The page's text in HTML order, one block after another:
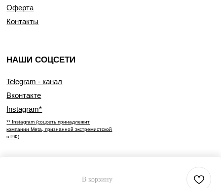
В корзину
НАШИ СОЦСЕТИ
Telegram - канал
Вконтакте
Instagram*
** Instagram (соцсеть принадлежит
компании Meta, признанной экстремистской
в РФ)
Оферта
Контакты